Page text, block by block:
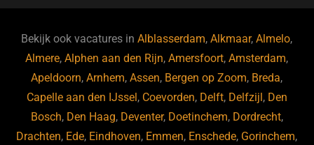
b
o
o
k
ky dI
n
Bekijk ook vacatures inAlblasserdam,Alkmaar,Almelo,
Almere,Alphen aan den Rijn,Amersfoort,Amsterdam,
Apeldoorn,Arnhem,Assen, Bergen op Zoom, Breda,
Capelle aan den IJssel , Coevorden, Delft, Delfzijl , Den
Bosch, Den Haag, Deventer, Doetinchem, Dordrecht,
Drachten, Ede, Eindhoven, Emmen, Enschede, Gorinchem,